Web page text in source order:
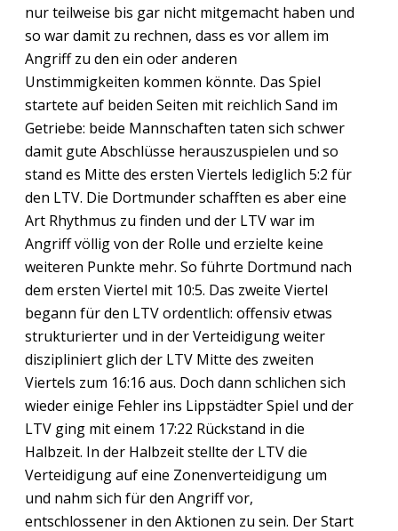
nur teilweise bis gar nicht mitgemacht haben und
so war damit zu rechnen, dass es vor allem im
Angriff zu den ein oder anderen
Unstimmigkeiten kommen könnte. Das Spiel
startete auf beiden Seiten mit reichlich Sand im
Getriebe: beide Mannschaften taten sich schwer
damit gute Abschlüsse herauszuspielen und so
stand es Mitte des ersten Viertels lediglich 5:2 für
den LTV. Die Dortmunder schafften es aber eine
Art Rhythmus zu finden und der LTV war im
Angriff völlig von der Rolle und erzielte keine
weiteren Punkte mehr. So führte Dortmund nach
dem ersten Viertel mit 10:5. Das zweite Viertel
begann für den LTV ordentlich: offensiv etwas
strukturierter und in der Verteidigung weiter
diszipliniert glich der LTV Mitte des zweiten
Viertels zum 16:16 aus. Doch dann schlichen sich
wieder einige Fehler ins Lippstädter Spiel und der
LTV ging mit einem 17:22 Rückstand in die
Halbzeit. In der Halbzeit stellte der LTV die
Verteidigung auf eine Zonenverteidigung um
und nahm sich für den Angriff vor,
entschlossener in den Aktionen zu sein. Der Start